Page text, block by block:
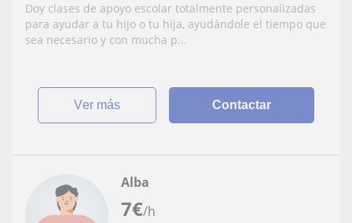
Doy clases de apoyo escolar totalmente personalizadas
para ayudar a tu hijo o tu hija, ayudándole el tiempo que
sea necesario y con mucha p...
ver más Contactar
7€/h
Alba